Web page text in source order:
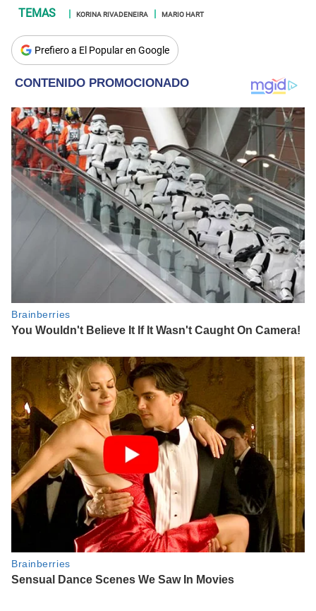
KORINA RIVADENEIRA MARIO HART
Prefiero a El Popular en Google